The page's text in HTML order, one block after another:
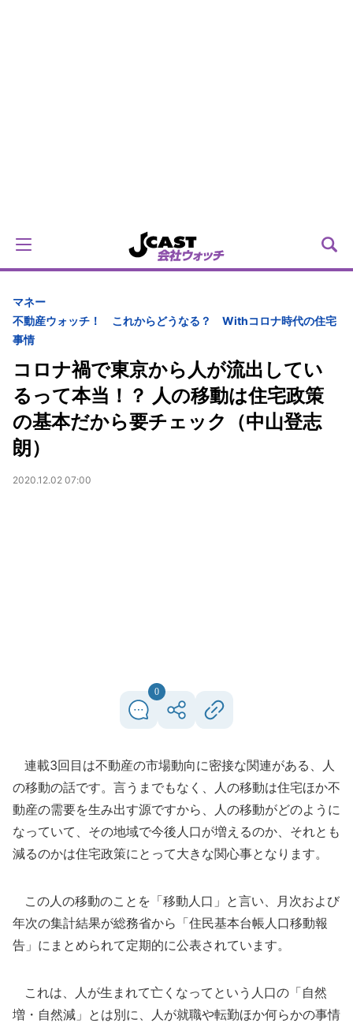
マネー
不動産ウォッチ！ これからどうなる？ Withコロナ時代の住宅
事情
コロナ禍で東京から人が流出してい
るって本当！？ 人の移動は住宅政策
の基本だから要チェック（中山登志
朗）
2020.12.02 07:00
0
連載3回目は不動産の市場動向に密接な関連がある、人
の移動の話です。言うまでもなく、人の移動は住宅ほか不
動産の需要を生み出す源ですから、人の移動がどのように
なっていて、その地域で今後人口が増えるのか、それとも
減るのかは住宅政策にとって大きな関心事となります。
この人の移動のことを「移動人口」と言い、月次および
年次の集計結果が総務省から「住民基本台帳人口移動報
告」にまとめられて定期的に公表されています。
これは、人が生まれて亡くなってという人口の「自然
増・自然減」とは別に、人が就職や転勤ほか何らかの事情